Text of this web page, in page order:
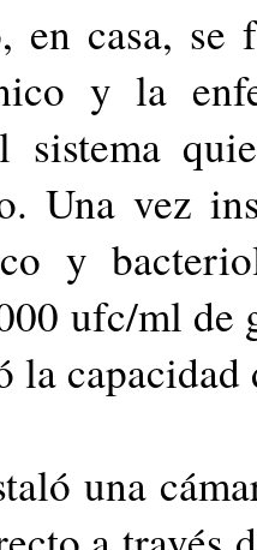
en casa,
y la
sistema
Una vez
y
ufc/ml de
la
una